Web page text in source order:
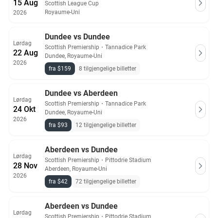
15 Aug
2026
Scottish League Cup
Royaume-Uni
Lørdag
22 Aug
2026
Dundee vs Dundee
Scottish Premiership ・ Tannadice Park
Dundee, Royaume-Uni
fra $159
8 tilgjengelige billetter
Lørdag
24 Okt
2026
Dundee vs Aberdeen
Scottish Premiership ・ Tannadice Park
Dundee, Royaume-Uni
fra $93
12 tilgjengelige billetter
Lørdag
28 Nov
2026
Aberdeen vs Dundee
Scottish Premiership ・ Pittodrie Stadium
Aberdeen, Royaume-Uni
fra $42
72 tilgjengelige billetter
Lørdag
Aberdeen vs Dundee
Scottish Premiership ・ Pittodrie Stadium